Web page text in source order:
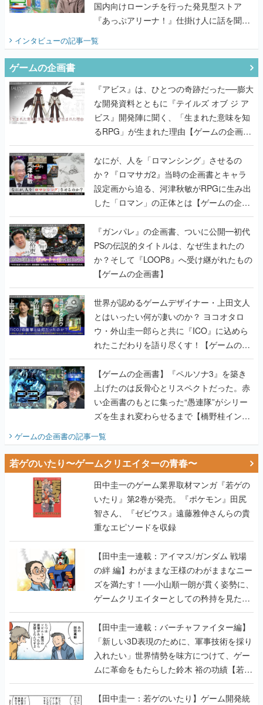
国内向けローンチを行った発見型ストア
『あっぷアリーナ！』仕掛け人に話を聞い
てみた
インタビューの記事一覧
ゲームの企画書
『アビス』は、ひとつの奇跡だった──膨大
な開発資料とともに『テイルズ オブ ジ ア
ビス』開発陣に聞く、「生まれた意味を知
るRPG」が生まれた理由【ゲームの企画
書】
なにが、人を「ロマンシング」させるの
か？『ロマサガ2』当時の企画書とキャラ
設定画から迫る、河津秋敏がRPGに生み出
した「ロマン」の正体とは【ゲームの企画
書】
『ガンパレ』の企画書、ついに公開━初代
PSの伝説的タイトルは、なぜ生まれたの
か？そして『LOOP8』へ受け継がれたもの
【ゲームの企画書】
世界が認めるゲームデザイナー・上田文人
とはいったい何が凄いのか？ ヨコオタロ
ウ・外山圭一郎らと共に『ICO』に込めら
れたこだわりを語り尽くす！【ゲームの企
画書】
【ゲームの企画書】『ペルソナ3』を築き
上げたのは反骨心とリスペクトだった。赤
い企画書のもとに集った“愚連隊”がシリー
ズを生まれ変わらせるまで【橋野桂インタ
ビュー】
ゲームの企画書の記事一覧
若ゲのいたり〜ゲームクリエイターの青春〜
田中圭一のゲーム業界取材マンガ『若ゲの
いたり』第2巻が発売。『ポケモン』田尻
智さん、『ゼビウス』遠藤雅伸さんらの貴
重なエピソードを収録
【田中圭一連載：アイマス/ガンダム 戦場
の絆 編】わがままな王様のわがままなニー
ズを満たす！──小山順一朗が貫く姿勢に、
ゲームクリエイターとしての矜持を見た
【若ゲのいたり最終回】
【田中圭一連載：バーチャファイター編】
「新しい3D表現のために、軍事技術を採り
入れたい」世界情勢を味方につけて、ゲー
ムに革命をもたらした鈴木 裕の功績【若ゲ
のいたり】
【田中圭一：若ゲのいたり】ゲーム開発統